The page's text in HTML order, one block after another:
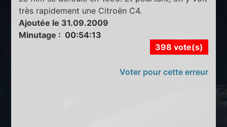
très rapidement une Citroën C4.
Ajoutée le 31.09.2009
Minutage : 00:54:13
398 vote(s)
Voter pour cette erreur